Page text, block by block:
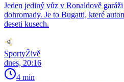
Jeden jediný vůz v Ronaldově
dohromady. Je to Bugatti, které
deseti kusech.
SportyŽivě
dnes, 20:16
4 min